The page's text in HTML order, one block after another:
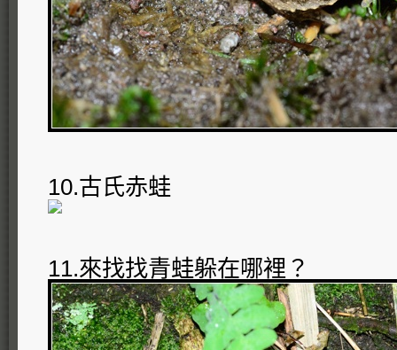
10.古氏赤蛙
11.來找找青蛙躲在哪裡？